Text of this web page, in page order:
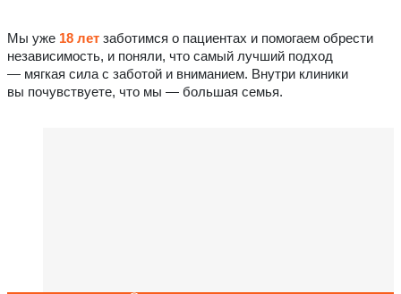
Мы уже 18 лет заботимся о пациентах и помогаем обрести
независимость, и поняли, что самый лучший подход
— мягкая сила с заботой и вниманием. Внутри клиники
вы почувствуете, что мы — большая семья.